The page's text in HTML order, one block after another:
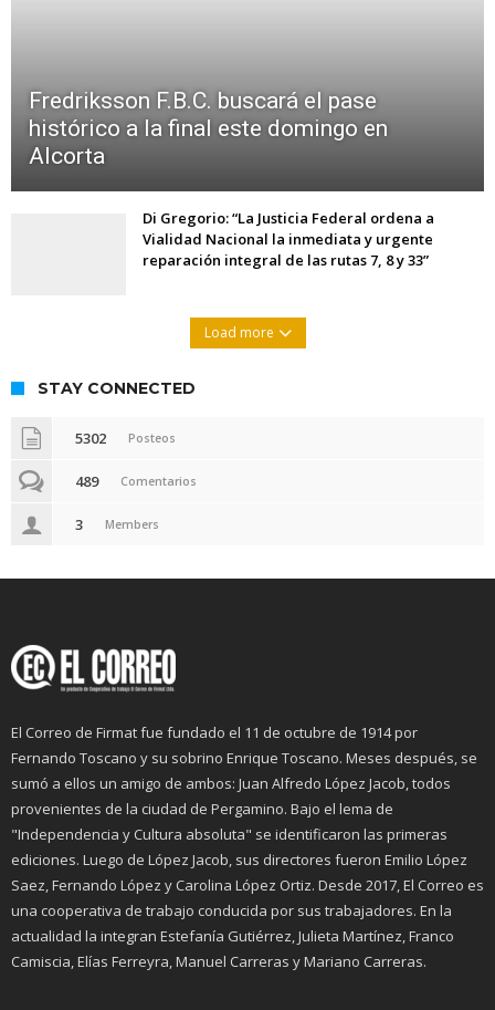
Fredriksson F.B.C. buscará el pase
histórico a la final este domingo en
Alcorta
Di Gregorio: “La Justicia Federal ordena a
Vialidad Nacional la inmediata y urgente
reparación integral de las rutas 7, 8 y 33”
Load more
STAY CONNECTED
5302 Posteos
489 Comentarios
3 Members
El Correo de Firmat fue fundado el 11 de octubre de 1914 por
Fernando Toscano y su sobrino Enrique Toscano. Meses después, se
sumó a ellos un amigo de ambos: Juan Alfredo López Jacob, todos
provenientes de la ciudad de Pergamino. Bajo el lema de
"Independencia y Cultura absoluta" se identificaron las primeras
ediciones. Luego de López Jacob, sus directores fueron Emilio López
Saez, Fernando López y Carolina López Ortiz. Desde 2017, El Correo es
una cooperativa de trabajo conducida por sus trabajadores. En la
actualidad la integran Estefanía Gutiérrez, Julieta Martínez, Franco
Camiscia, Elías Ferreyra, Manuel Carreras y Mariano Carreras.